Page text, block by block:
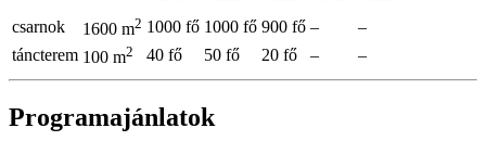
csarnok 1600 m2 1000 fő 1000 fő 900 fő –
–
táncterem 100 m2 40 fő 50 fő 20 fő – –
Programajánlatok